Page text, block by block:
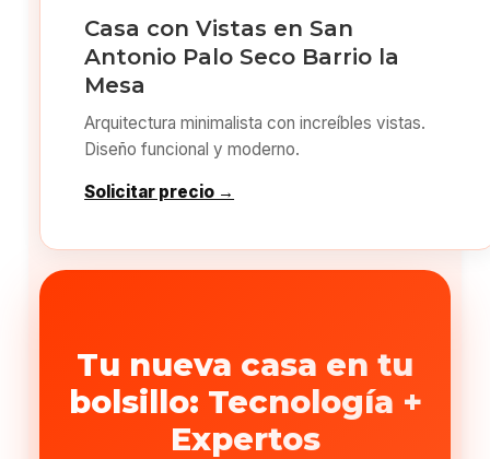
Casa con Vistas en San
Antonio Palo Seco Barrio la
Mesa
Arquitectura minimalista con increíbles vistas.
Diseño funcional y moderno.
Solicitar precio →
Tu nueva casa en tu
bolsillo: Tecnología +
Expertos